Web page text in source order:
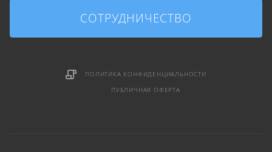
СОТРУДНИЧЕСТВО
ПОЛИТИКА КОНФИДЕНЦИАЛЬНОСТИ
ПУБЛИЧНАЯ ОФЕРТА